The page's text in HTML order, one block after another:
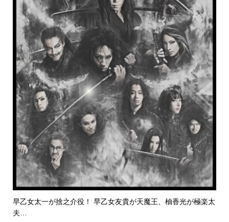
早乙女太一が捨之介役！ 早乙女友貴が天魔王、柚香光が極楽太
夫…